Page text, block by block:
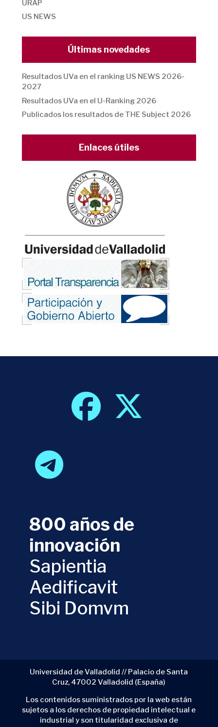
URAP
US NEWS
Últimas novedades
Resultados UVa en el ranking US NEWS 2026-
2027
Resultados UVa en el U-Ranking 2026
Publicados los resultados de THE Subject 2026
Enlaces útiles
800 años de
innovación
Sapientia
Aedificavit
Sibi Domvm
Universidad de Valladolid // Palacio de Santa
Cruz, 47002 Valladolid (España)
Los contenidos suministrados por la web están
sujetos a los derechos de propiedad intelectual e
industrial y son titularidad exclusiva de